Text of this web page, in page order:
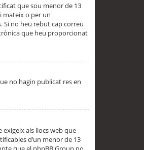
que sou menor de 13
mateix o per un
Si no heu rebut cap correu
que heu proporcionat
no hagin publicat res en
exigeix als llocs web que
d’un menor de 13